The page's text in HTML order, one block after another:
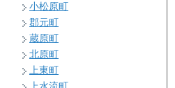
小松原町
郡元町
蔵原町
北原町
上東町